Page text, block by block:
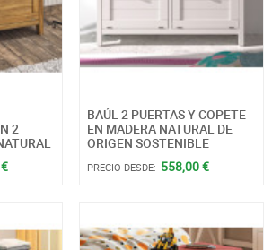
2
BAÚL 2 PUERTAS Y COPETE
EN MADERA NATURAL DE
ORIGEN SOSTENIBLE
PRECIO DESDE: 558,00 €